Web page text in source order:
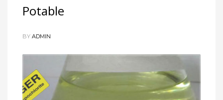
Potable
BY ADMIN